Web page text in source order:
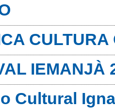
IEMANJÀ
Cultural